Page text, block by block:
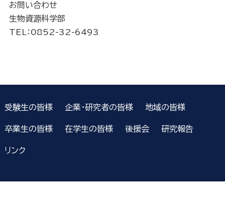
お問い合わせ
生物資源科学部
TEL：0852-32-6493
受験生の皆様 企業・研究者の皆様 地域の皆様
卒業生の皆様 在学生の皆様 後援会 研究報告
リンク